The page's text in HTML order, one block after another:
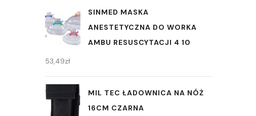
SINMED MASKA
ANESTETYCZNA DO WORKA
AMBU RESUSCYTACJI 4 10
53,49zł
MIL TEC ŁADOWNICA NA NÓŻ
16CM CZARNA